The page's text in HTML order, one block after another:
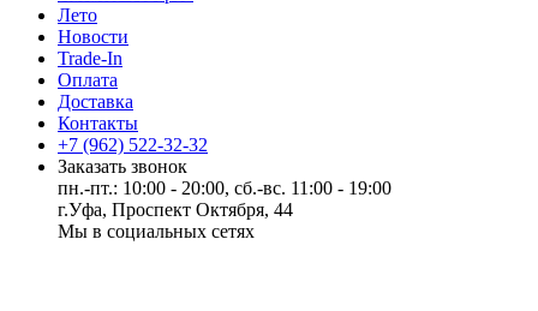
Лето
Новости
Trade-In
Оплата
Доставка
Контакты
+7 (962) 522-32-32
Заказать звонок
пн.-пт.: 10:00 - 20:00, сб.-вс. 11:00 - 19:00
г.Уфа, Проспект Октября, 44
Мы в социальных сетях